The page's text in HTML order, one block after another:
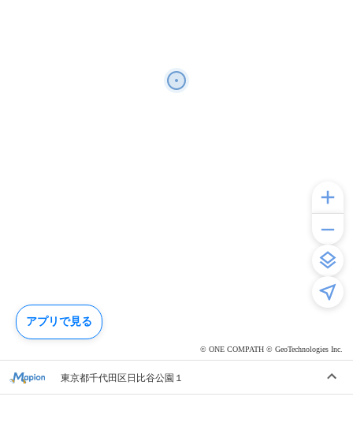
© ONE COMPATH © GeoTechnologies Inc.
東京都千代田区日比谷公園１
アプリで見る